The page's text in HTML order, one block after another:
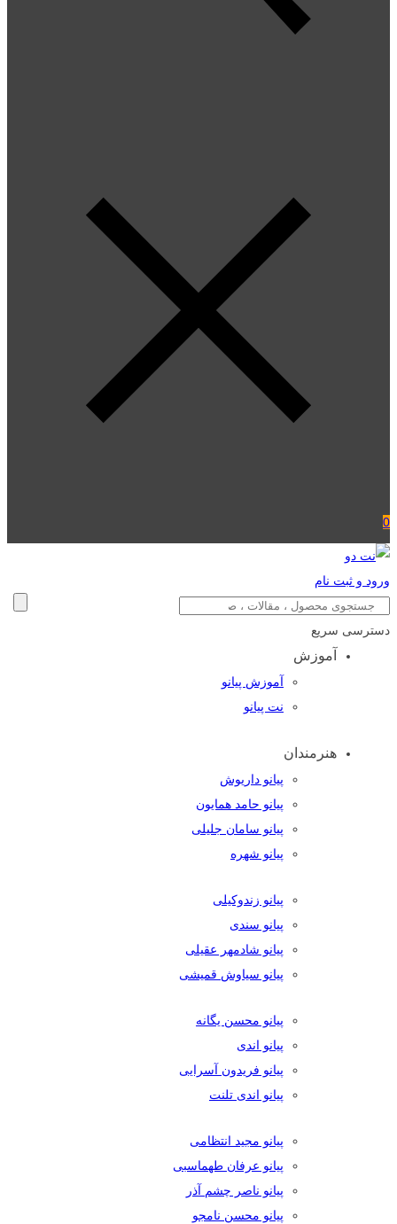
0
ورود و ثبت نام
دسترسی سریع
آموزش
آموزش پیانو
نت پیانو
هنرمندان
پیانو داریوش
پیانو حامد همایون
پیانو سامان جلیلی
پیانو شهره
پیانو زندوکیلی
پیانو سندی
پیانو شادمهر عقیلی
پیانو سیاوش قمیشی
پیانو محسن یگانه
پیانو اندی
پیانو فریدون آسرایی
پیانو اندی تلنت
پیانو مجید انتظامی
پیانو عرفان طهماسبی
پیانو ناصر چشم آذر
پیانو محسن نامجو